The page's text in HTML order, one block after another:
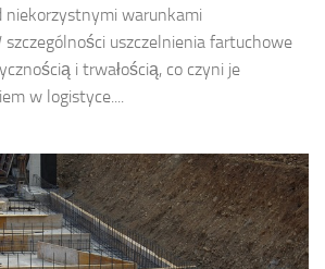
niekorzystnymi warunkami
uszczelnienia fartuchowe
i trwałością, co czyni je
w logistyce....